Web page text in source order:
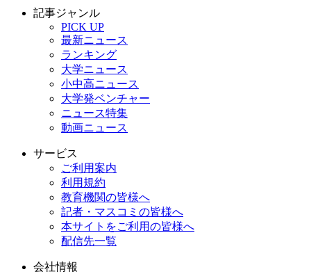
記事ジャンル
PICK UP
最新ニュース
ランキング
大学ニュース
小中高ニュース
大学発ベンチャー
ニュース特集
動画ニュース
サービス
ご利用案内
利用規約
教育機関の皆様へ
記者・マスコミの皆様へ
本サイトをご利用の皆様へ
配信先一覧
会社情報